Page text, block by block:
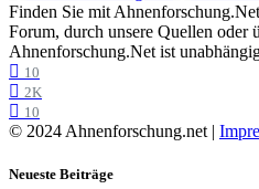
Finden Sie mit
Forum, durch unsere Quellen oder
Ahnenforschung.Net ist
10
2K
10
© 2024 Ahnenforschung.net |
Neueste Beiträge